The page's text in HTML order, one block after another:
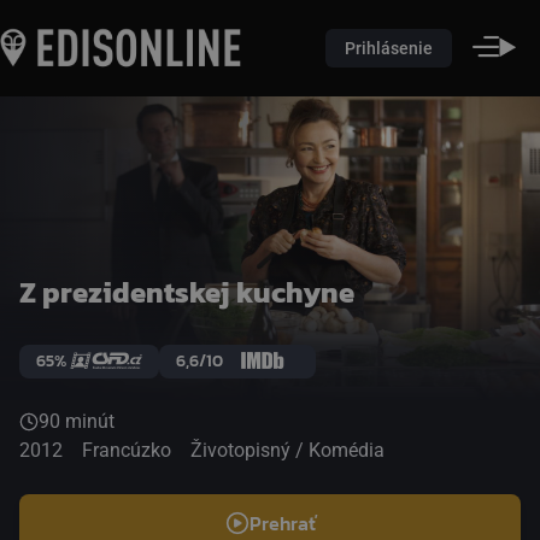
Prihlásenie
Z prezidentskej kuchyne
65% 6,6/10
90 minút
2012
Francúzko Životopisný / Komédia
Prehrať